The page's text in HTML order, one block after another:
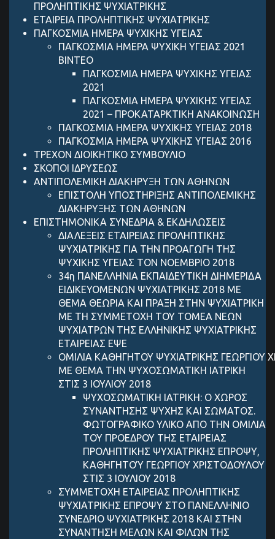
ΠΡΟΛΗΠΤΙΚΗΣ ΨΥΧΙΑΤΡΙΚΗΣ
ΕΤΑΙΡΕΙΑ ΠΡΟΛΗΠΤΙΚΗΣ ΨΥΧΙΑΤΡΙΚΗΣ
ΠΑΓΚΟΣΜΙΑ ΗΜΕΡΑ ΨΥΧΙΚΗΣ ΥΓΕΙΑΣ
ΠΑΓΚΟΣΜΙΑ ΗΜΕΡΑ ΨΥΧΙΚΗ ΥΓΕΙΑΣ 2021
ΒΙΝΤΕΟ
ΠΑΓΚΟΣΜΙΑ ΗΜΕΡΑ ΨΥΧΙΚΗΣ ΥΓΕΙΑΣ
2021
ΠΑΓΚΟΣΜΙΑ ΗΜΕΡΑ ΨΥΧΙΚΗΣ ΥΓΕΙΑΣ
2021 – ΠΡΟΚΑΤΑΡΚΤΙΚΗ ΑΝΑΚΟΙΝΩΣΗ
ΠΑΓΚΟΣΜΙΑ ΗΜΕΡΑ ΨΥΧΙΚΗΣ ΥΓΕΙΑΣ 2018
ΠΑΓΚΟΣΜΙΑ ΗΜΕΡΑ ΨΥΧΙΚΗΣ ΥΓΕΙΑΣ 2016
ΤΡΕΧΟΝ ΔΙΟΙΚΗΤΙΚΟ ΣΥΜΒΟΥΛΙΟ
ΣΚΟΠΟΙ ΙΔΡΥΣΕΩΣ
ANTIΠΟΛΕΜΙΚΗ ΔΙΑΚΗΡΥΞΗ ΤΩΝ ΑΘΗΝΩΝ
ΕΠΙΣΤΟΛΗ ΥΠΟΣΤΗΡΙΞΗΣ ANTIΠΟΛΕΜΙΚΗΣ
ΔΙΑΚΗΡΥΞΗΣ ΤΩΝ ΑΘΗΝΩΝ
ΕΠΙΣΤΗΜΟΝΙΚΑ ΣΥΝΕΔΡΙΑ & ΕΚΔΗΛΩΣΕΙΣ
ΔΙΑΛΕΞΕΙΣ ΕΤΑΙΡΕΙΑΣ ΠΡΟΛΗΠΤΙΚΗΣ
ΨΥΧΙΑΤΡΙΚΗΣ ΓΙΑ ΤΗΝ ΠΡΟΑΓΩΓΗ ΤΗΣ
ΨΥΧΙΚΗΣ ΥΓΕΙΑΣ ΤΟΝ ΝΟΕΜΒΡΙΟ 2018
34η ΠΑΝΕΛΛΗΝΙΑ ΕΚΠΑΙΔΕΥΤΙΚΗ ΔΙΗΜΕΡΙΔΑ
ΕΙΔΙΚΕΥΟΜΕΝΩΝ ΨΥΧΙΑΤΡΙΚΗΣ 2018 ΜΕ
ΘΕΜΑ ΘΕΩΡΙΑ ΚΑΙ ΠΡΑΞΗ ΣΤΗΝ ΨΥΧΙΑΤΡΙΚΗ
ΜΕ ΤΗ ΣΥΜΜΕΤΟΧΗ ΤΟΥ ΤΟΜΕΑ ΝΕΩΝ
ΨΥΧΙΑΤΡΩΝ ΤΗΣ ΕΛΛΗΝΙΚΗΣ ΨΥΧΙΑΤΡΙΚΗΣ
ΕΤΑΙΡΕΙΑΣ ΕΨΕ
ΟΜΙΛΙΑ ΚΑΘΗΓΗΤΟΥ ΨΥΧΙΑΤΡΙΚΗΣ ΓEΩΡΓIΟΥ
ΜΕ ΘΕΜΑ ΤΗΝ ΨΥΧΟΣΩΜΑΤΙΚΗ ΙΑΤΡΙΚΗ
ΣΤΙΣ 3 ΙΟΥΛΙΟΥ 2018
ΨΥΧΟΣΩΜΑΤΙΚΗ ΙΑΤΡΙΚΗ: Ο ΧΩΡΟΣ
ΣΥΝΑΝΤΗΣΗΣ ΨΥΧΗΣ ΚΑΙ ΣΩΜΑΤΟΣ.
ΦΩΤΟΓΡΑΦΙΚΟ ΥΛΙΚΟ ΑΠΟ ΤΗΝ ΟΜΙΛΙΑ
ΤΟΥ ΠΡΟΕΔΡΟΥ ΤΗΣ ΕΤΑΙΡΕΙΑΣ
ΠΡΟΛΗΠΤΙΚΗΣ ΨΥΧΙΑΤΡΙΚΗΣ ΕΠΡΟΨΥ,
ΚΑΘΗΓΗΤΟΎ ΓΕΩΡΓΙΟΥ ΧΡΙΣΤΟΔΟΥΛΟΥ
ΣΤΙΣ 3 ΙΟΥΛΙΟΥ 2018
ΣΥΜΜΕΤΟΧΗ ΕΤΑΙΡΕΙΑΣ ΠΡΟΛΗΠΤΙΚΗΣ
ΨΥΧΙΑΤΡΙΚΗΣ ΕΠΡΟΨΥ ΣΤΟ ΠΑΝΕΛΛΗΝΙΟ
ΣΥΝΕΔΡΙΟ ΨΥΧΙΑΤΡΙΚΗΣ 2018 ΚΑΙ ΣΤΗΝ
ΣΥΝΑΝΤΗΣΗ ΜΕΛΩΝ ΚΑΙ ΦΙΛΩΝ ΤΗΣ